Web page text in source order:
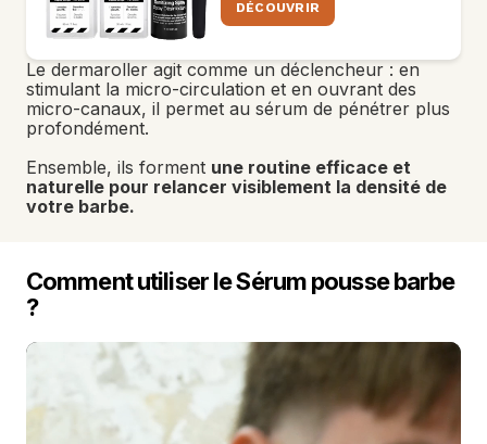
DÉCOUVRIR
Le dermaroller agit comme un déclencheur : en
stimulant la micro-circulation et en ouvrant des
micro-canaux, il permet au sérum de pénétrer plus
profondément.
Ensemble, ils forment une routine efficace et
naturelle pour relancer visiblement la densité de
votre barbe.
Comment utiliser le Sérum pousse barbe
?